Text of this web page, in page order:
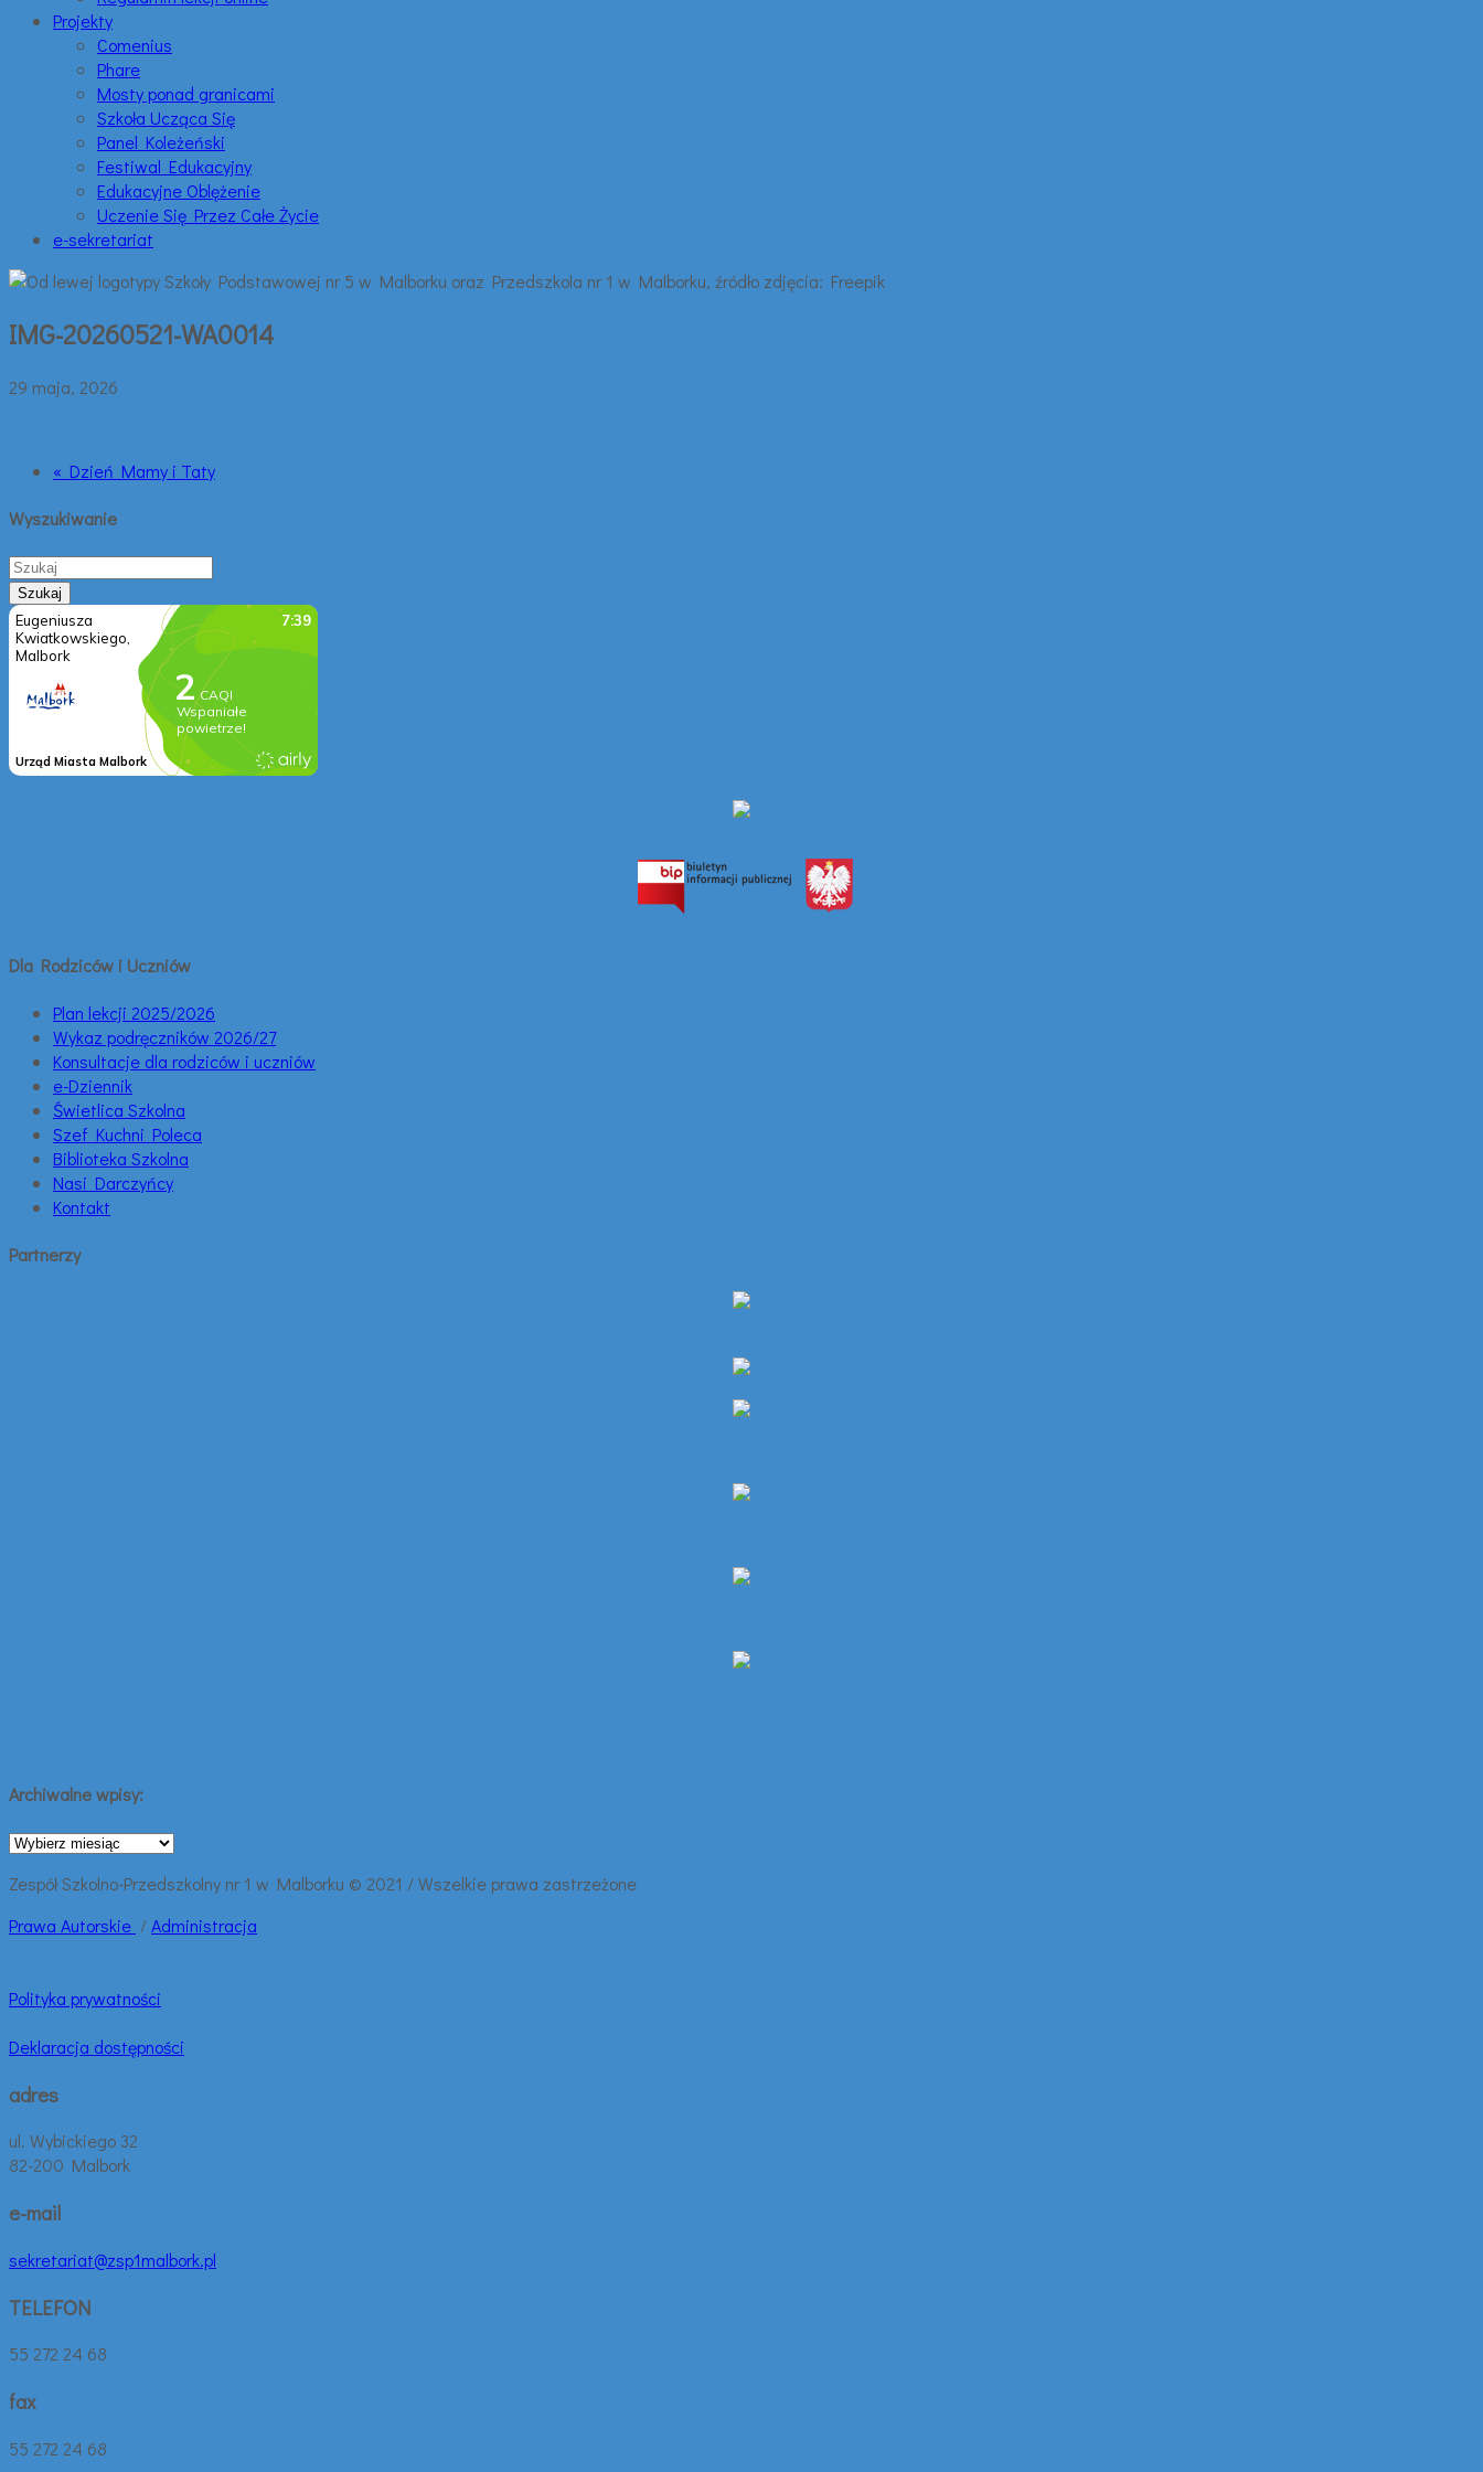
Projekty
Comenius
Phare
Mosty ponad granicami
Szkoła Ucząca Się
Panel Koleżeński
Festiwal Edukacyjny
Edukacyjne Oblężenie
Uczenie Się Przez Całe Życie
e-sekretariat
IMG-20260521-WA0014
29 maja, 2026
« Dzień Mamy i Taty
Wyszukiwanie
Dla Rodziców i Uczniów
Plan lekcji 2025/2026
Wykaz podręczników 2026/27
Konsultacje dla rodziców i uczniów
e-Dziennik
Świetlica Szkolna
Szef Kuchni Poleca
Biblioteka Szkolna
Nasi Darczyńcy
Kontakt
Partnerzy
Archiwalne wpisy:
Archiwalne
Zespół Szkolno-Przedszkolny nr 1 w Malborku © 2021 / Wszelkie prawa zastrzeżone
Prawa Autorskie /Administracja
Polityka prywatności
Deklaracja dostępności
adres
ul. Wybickiego 32
82-200 Malbork
e-mail
sekretariat@zsp1malbork.pl
TELEFON
55 272 24 68
fax
55 272 24 68